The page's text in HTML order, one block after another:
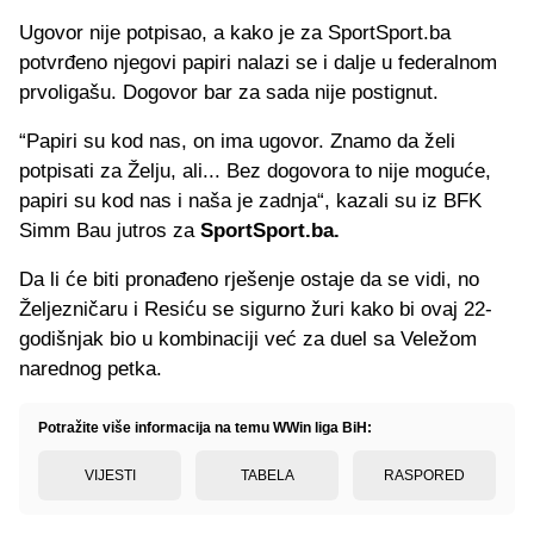
Ugovor nije potpisao, a kako je za SportSport.ba
potvrđeno njegovi papiri nalazi se i dalje u federalnom
prvoligašu. Dogovor bar za sada nije postignut.
“Papiri su kod nas, on ima ugovor. Znamo da želi
potpisati za Želju, ali... Bez dogovora to nije moguće,
papiri su kod nas i naša je zadnja“, kazali su iz BFK
Simm Bau jutros za SportSport.ba.
Da li će biti pronađeno rješenje ostaje da se vidi, no
Željezničaru i Resiću se sigurno žuri kako bi ovaj 22-
godišnjak bio u kombinaciji već za duel sa Veležom
narednog petka.
Potražite više informacija na temu WWin liga BiH:
VIJESTI TABELA RASPORED